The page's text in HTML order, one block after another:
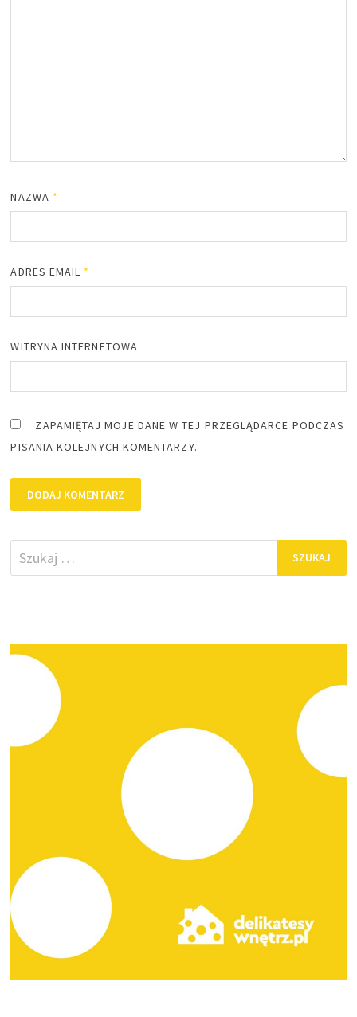
NAZWA *
ADRES EMAIL *
WITRYNA INTERNETOWA
ZAPAMIĘTAJ MOJE DANE W TEJ PRZEGLĄDARCE PODCZAS
PISANIA KOLEJNYCH KOMENTARZY.
Szukaj: